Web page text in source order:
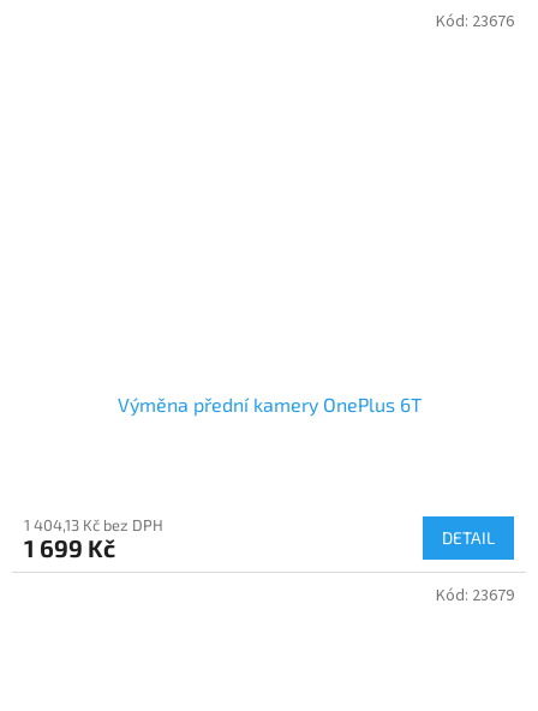
Výměna přední kamery OnePlus 6T
1 404,13 Kč bez DPH
1 699 Kč DETAIL
Kód: 23676
Kód: 23679